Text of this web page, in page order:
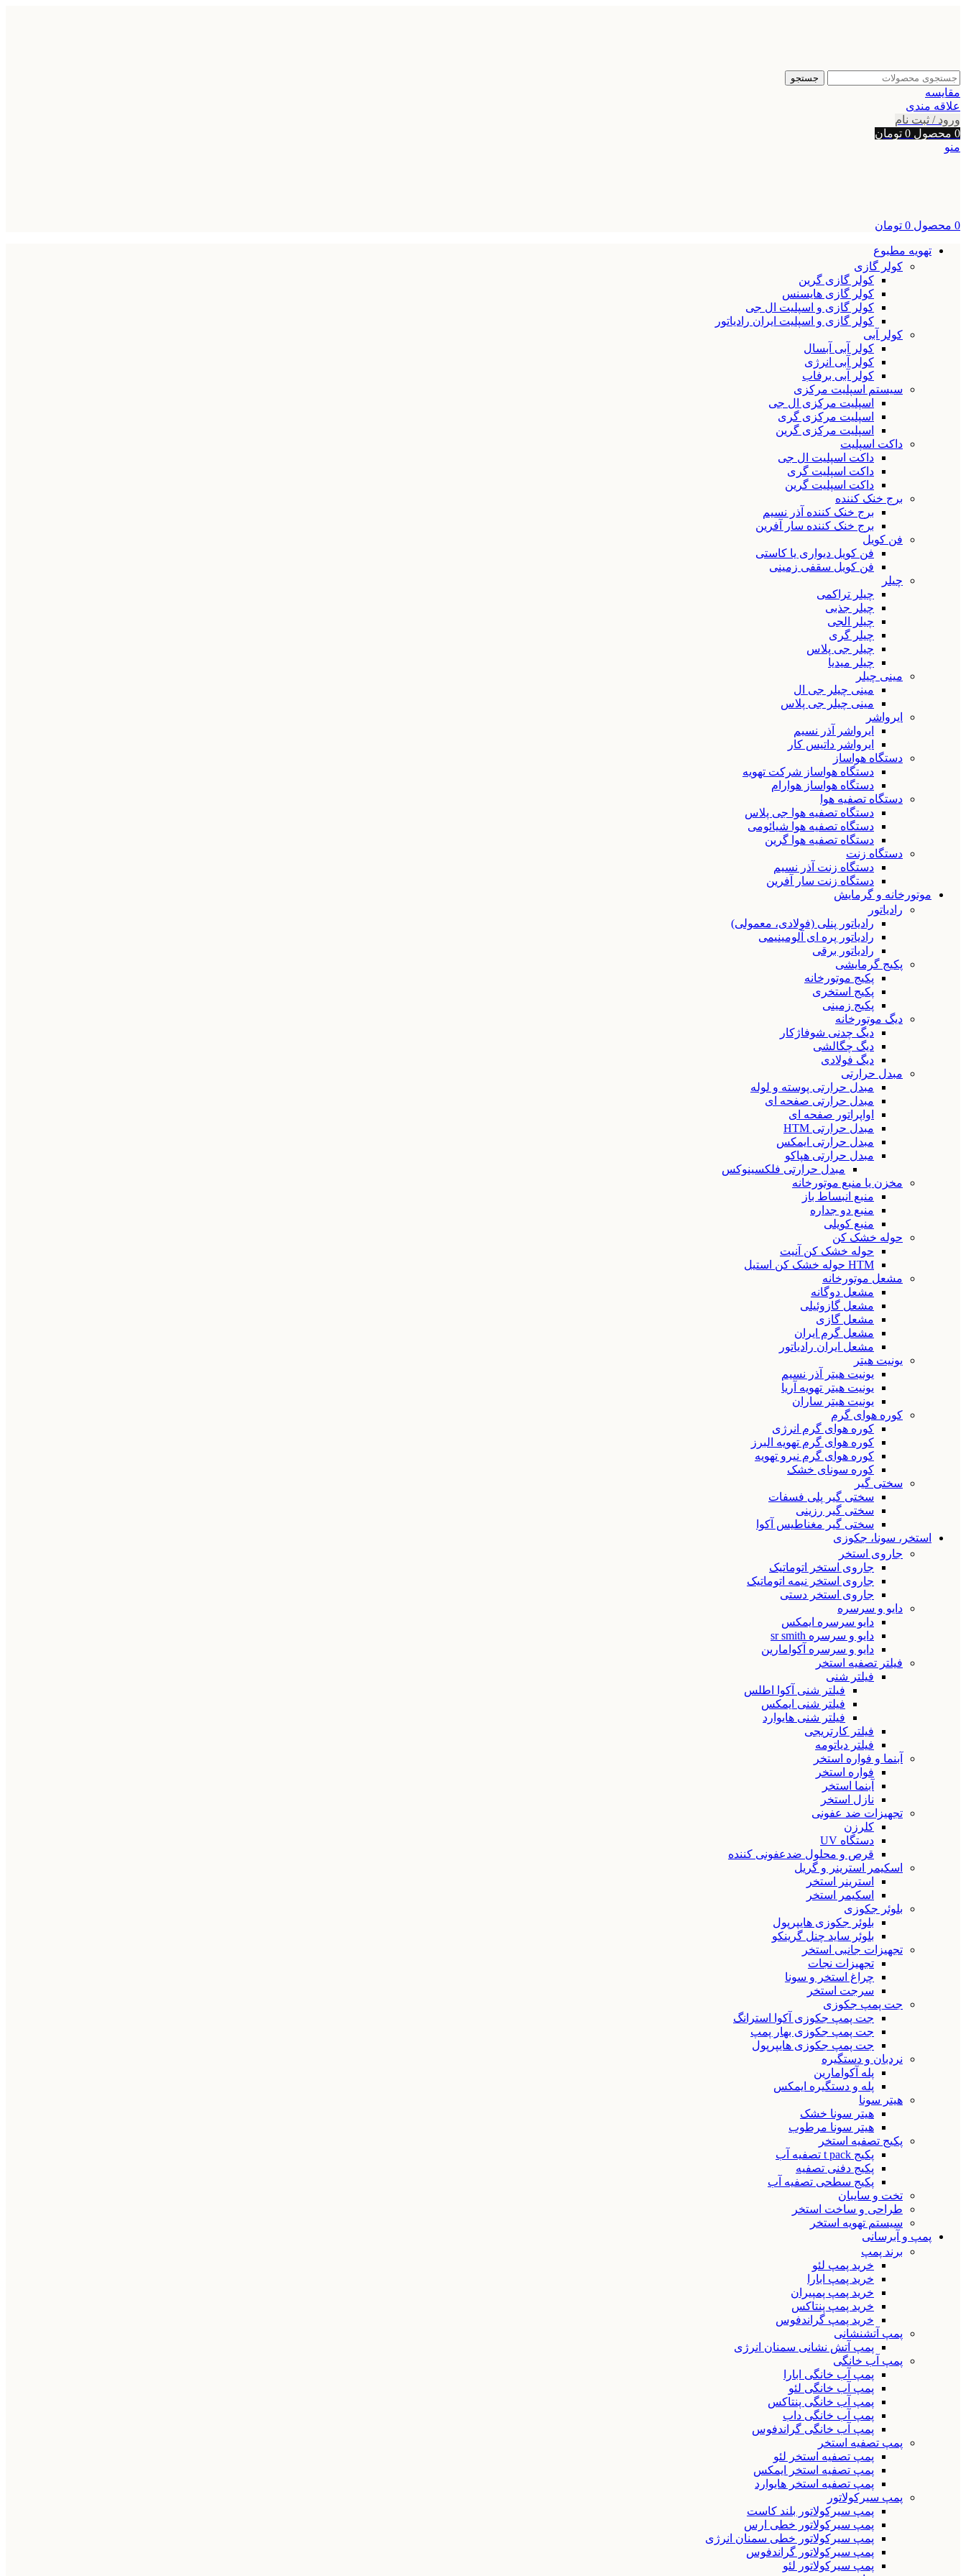
جستجو
مقایسه
علاقه مندی
ورود / ثبت نام
0 محصول 0 تومان
منو
0 محصول 0 تومان
تهویه مطبوع
کولر گازی
کولر گازی گرین
کولر گازی هایسنس
کولر گازی و اسپلیت ال جی
کولر گازی و اسپلیت ایران رادیاتور
کولر آبی
کولر آبی آبسال
کولر آبی انرژی
کولر آبی برفاب
سیستم اسپلیت مرکزی
اسپلیت مرکزی ال جی
اسپلیت مرکزی گری
اسپلیت مرکزی گرین
داکت اسپلیت
داکت اسپلیت ال جی
داکت اسپلیت گری
داکت اسپلیت گرین
برج خنک کننده
برج خنک کننده آذر نسیم
برج خنک کننده سار آفرین
فن کویل
فن کویل دیواری یا کاستی
فن کویل سقفی زمینی
چیلر
چیلر تراکمی
چیلر جذبی
چیلر الجی
چیلر گری
چیلر جی پلاس
چیلر میدیا
مینی چیلر
مینی چیلر جی ال
مینی چیلر جی پلاس
ایرواشر
ایرواشر آذر نسیم
ایرواشر داتیس کار
دستگاه هواساز
دستگاه هواساز شرکت تهویه
دستگاه هواساز هوارام
دستگاه تصفیه هوا
دستگاه تصفیه هوا جی پلاس
دستگاه تصفیه هوا شیائومی
دستگاه تصفیه هوا گرین
دستگاه زنت
دستگاه زنت آذر نسیم
دستگاه زنت سار آفرین
موتورخانه و گرمایش
رادیاتور
رادیاتور پنلی (فولادی، معمولی)
رادیاتور پره ای آلومینیمی
رادیاتور برقی
پکیج گرمایشی
پکیج موتورخانه
پکیج استخری
پکیج زمینی
دیگ موتورخانه
دیگ چدنی شوفاژکار
دیگ چگالشی
دیگ فولادی
مبدل حرارتی
مبدل حرارتی پوسته و لوله
مبدل حرارتی صفحه ای
اواپراتور صفحه ای
مبدل حرارتی HTM
مبدل حرارتی ایمکس
مبدل حرارتی هپاکو
مبدل حرارتی فلکسینوکس
مخزن یا منبع موتورخانه
منبع انبساط باز
منبع دو جداره
منبع کویلی
حوله خشک کن
حوله خشک کن آنیت
HTM حوله خشک کن استیل
مشعل موتورخانه
مشعل دوگانه
مشعل گازوئیلی
مشعل گازی
مشعل گرم ایران
مشعل ایران رادیاتور
یونیت هیتر
یونیت هیتر آذر نسیم
یونیت هیتر تهویه آریا
یونیت هیتر ساران
کوره هوای گرم
کوره هوای گرم انرژی
کوره هوای گرم تهویه البرز
کوره هوای گرم نیرو تهویه
کوره سونای خشک
سختی گیر
سختی گیر پلی فسفات
سختی گیر رزینی
سختی گیر مغناطیس آکوا
استخر، سونا، جکوزی
جاروی استخر
جاروی استخر اتوماتیک
جاروی استخر نیمه اتوماتیک
جاروی استخر دستی
دایو و سرسره
دایو سرسره ایمکس
دایو و سرسره sr smith
دایو و سرسره آکوامارین
فیلتر تصفیه استخر
فیلتر شنی
فیلتر شنی آکوا اطلس
فیلتر شنی ایمکس
فیلتر شنی هایوارد
فیلتر کارتریجی
فیلتر دیاتومه
آبنما و فواره استخر
فواره استخر
آبنما استخر
نازل استخر
تجهیزات ضد عفونی
کلرزن
دستگاه UV
قرص و محلول ضدعفونی کننده
اسکیمر استرینر و گریل
استرینر استخر
اسکیمر استخر
بلوئر جکوزی
بلوئر جکوزی هایپرپول
بلوئر ساید چنل گرینکو
تجهیزات جانبی استخر
تجهیزات نجات
چراغ استخر و سونا
سرجت استخر
جت پمپ جکوزی
جت پمپ جکوزی آکوا استرانگ
جت پمپ جکوزی بهار پمپ
جت پمپ جکوزی هایپرپول
نردبان و دستگیره
پله آکوامارین
پله و دستگیره ایمکس
هیتر سونا
هیتر سونا خشک
هیتر سونا مرطوب
پکیج تصفیه استخر
پکیج t pack تصفیه آب
پکیج دفنی تصفیه
پکیج سطحی تصفیه آب
تخت و سایبان
طراحی و ساخت استخر
سیستم تهویه استخر
پمپ و آبرسانی
برند پمپ
خرید پمپ لئو
خرید پمپ ابارا
خرید پمپ پمپیران
خرید پمپ پنتاکس
خرید پمپ گراندفوس
پمپ آتشنشانی
پمپ آتش نشانی سمنان انرژی
پمپ آب خانگی
پمپ آب خانگی ابارا
پمپ آب خانگی لئو
پمپ آب خانگی پنتاکس
پمپ آب خانگی داب
پمپ آب خانگی گراندفوس
پمپ تصفیه استخر
پمپ تصفیه استخر لئو
پمپ تصفیه استخر ایمکس
پمپ تصفیه استخر هایوارد
پمپ سیرکولاتور
پمپ سیرکولاتور بلند کاست
پمپ سیرکولاتور خطی ارس
پمپ سیرکولاتور خطی سمنان انرژی
پمپ سیرکولاتور گراندفوس
پمپ سیرکولاتور لئو